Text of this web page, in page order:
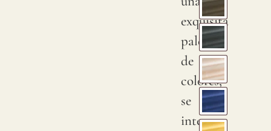
exquisita
paleta
de
colores,
se
integra